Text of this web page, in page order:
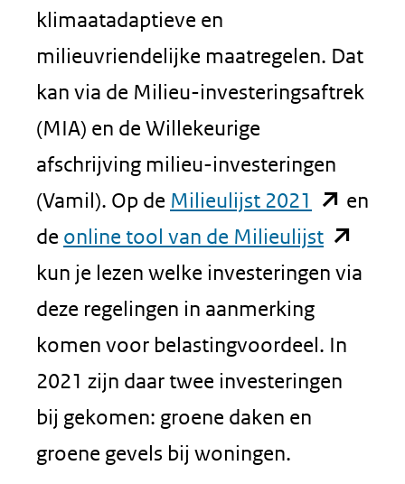
klimaatadaptieve en
milieuvriendelijke maatregelen. Dat
kan via de Milieu-investeringsaftrek
(MIA) en de Willekeurige
afschrijving milieu-investeringen
(Vamil). Op de Milieulijst 2021 (opent
in
nieuw
venster)
(verwijst
naar
en
de online tool van de Milieulijst(opent
in
venster)
(verwijst
kun je lezen welke investeringen via
deze regelingen in aanmerking
komen voor belastingvoordeel. In
2021 zijn daar twee investeringen
bij gekomen: groene daken en
groene gevels bij woningen.